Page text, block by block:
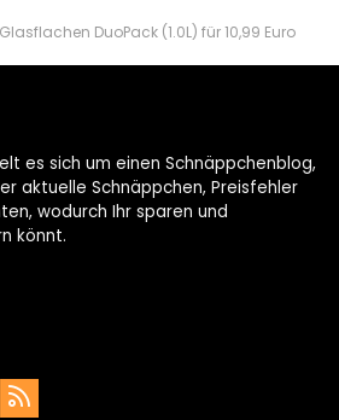
DuoPack (1.0L) für 10,99 Euro
es sich um einen Schnäppchenblog,
aktuelle Schnäppchen, Preisfehler
wodurch Ihr sparen und
könnt.